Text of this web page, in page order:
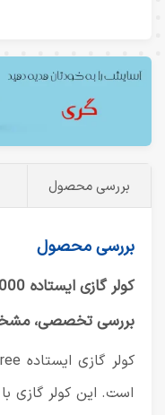
بررسی محصول
بررسی محصول
بررسی تخصصی،
است. این کولر گازی